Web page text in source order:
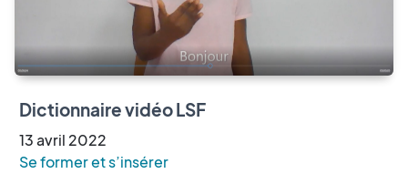
Dictionnaire vidéo LSF
13avril2022
Se former et s’insérer